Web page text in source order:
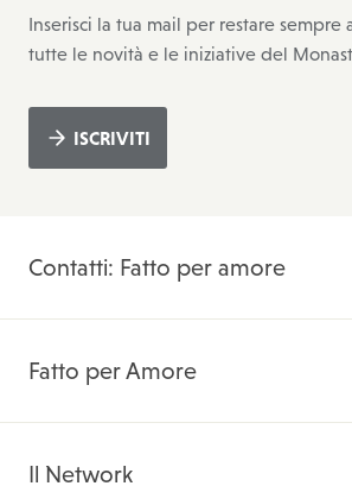
Inserisci la tua mail per restare sempre
tutte le novità e le iniziative del
ISCRIVITI
Contatti: Fatto per amore
Fatto per Amore
Il Network